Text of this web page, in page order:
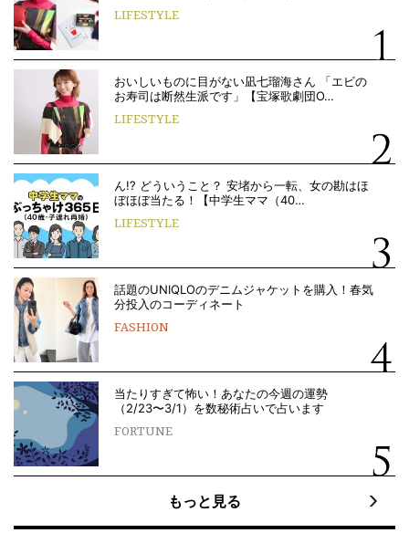
LIFESTYLE
おいしいものに目がない凪七瑠海さん 「エビの
お寿司は断然生派です」【宝塚歌劇団O…
LIFESTYLE
ん!? どういうこと？ 安堵から一転、女の勘はほ
ぼほぼ当たる！【中学生ママ（40…
LIFESTYLE
話題のUNIQLOのデニムジャケットを購入！春気
分投入のコーディネート
FASHION
当たりすぎて怖い！あなたの今週の運勢
（2/23〜3/1）を数秘術占いで占います
FORTUNE
もっと見る